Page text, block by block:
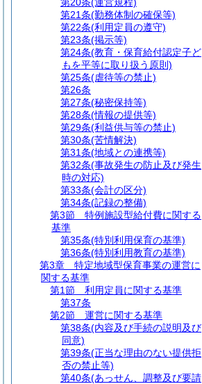
第21条(勤務体制の確保等)
第22条(利用定員の遵守)
第23条(掲示等)
第24条(教育・保育給付認定子ど
もを平等に取り扱う原則)
第25条(虐待等の禁止)
第26条
第27条(秘密保持等)
第28条(情報の提供等)
第29条(利益供与等の禁止)
第30条(苦情解決)
第31条(地域との連携等)
第32条(事故発生の防止及び発生
時の対応)
第33条(会計の区分)
第34条(記録の整備)
第3節
特例施設型給付費に関する
基準
第35条(特別利用保育の基準)
第36条(特別利用教育の基準)
第3章
特定地域型保育事業の運営に
関する基準
第1節
利用定員に関する基準
第37条
第2節
運営に関する基準
第38条(内容及び手続の説明及び
同意)
第39条(正当な理由のない提供拒
否の禁止等)
第40条(あっせん、調整及び要請